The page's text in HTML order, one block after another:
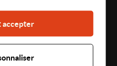
légales
cookies
accepter